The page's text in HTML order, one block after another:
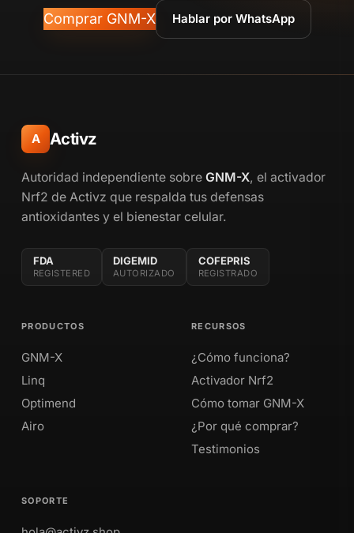
Comprar GNM-X Hablar por WhatsApp
A Activz
Autoridad independiente sobre GNM-X, el activador
Nrf2 de Activz que respalda tus defensas
antioxidantes y el bienestar celular.
FDA
REGISTERED
DIGEMID
AUTORIZADO
COFEPRIS
REGISTRADO
PRODUCTOS
GNM-X
Linq
Optimend
Airo
RECURSOS
¿Cómo funciona?
Activador Nrf2
Cómo tomar GNM-X
¿Por qué comprar?
Testimonios
SOPORTE